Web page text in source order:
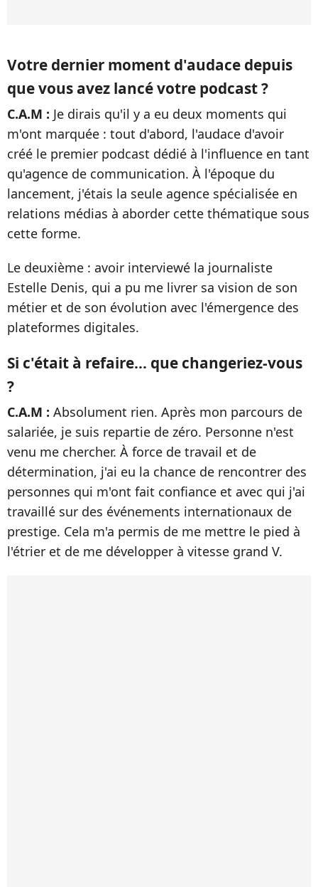
Votre dernier moment d'audace depuis
que vous avez lancé votre podcast ?
C.A.M : Je dirais qu'il y a eu deux moments qui
m'ont marquée : tout d'abord, l'audace d'avoir
créé le premier podcast dédié à l'influence en tant
qu'agence de communication. À l'époque du
lancement, j'étais la seule agence spécialisée en
relations médias à aborder cette thématique sous
cette forme.
Le deuxième : avoir interviewé la journaliste
Estelle Denis, qui a pu me livrer sa vision de son
métier et de son évolution avec l'émergence des
plateformes digitales.
Si c'était à refaire... que changeriez-vous
?
C.A.M : Absolument rien. Après mon parcours de
salariée, je suis repartie de zéro. Personne n'est
venu me chercher. À force de travail et de
détermination, j'ai eu la chance de rencontrer des
personnes qui m'ont fait confiance et avec qui j'ai
travaillé sur des événements internationaux de
prestige. Cela m'a permis de me mettre le pied à
l'étrier et de me développer à vitesse grand V.